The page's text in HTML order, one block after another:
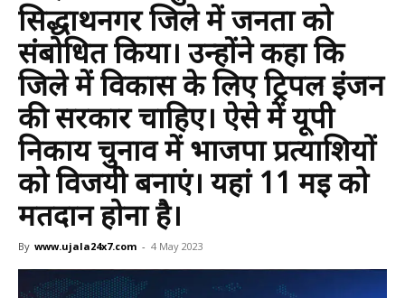
सिद्धार्थनगर जिले में जनता को
संबोधित किया। उन्होंने कहा कि
जिले में विकास के लिए ट्रिपल इंजन
की सरकार चाहिए। ऐसे में यूपी
निकाय चुनाव में भाजपा प्रत्याशियों
को विजयी बनाएं। यहां 11 मई को
मतदान होना है।
By www.ujala24x7.com - 4 May 2023